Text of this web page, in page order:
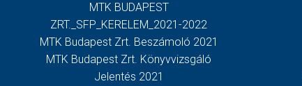
MTK BUDAPEST
ZRT._SFP_KERELEM_2021-2022
MTK Budapest Zrt. Beszámoló 2021
MTK Budapest Zrt. Könyvvizsgáló
Jelentés 2021